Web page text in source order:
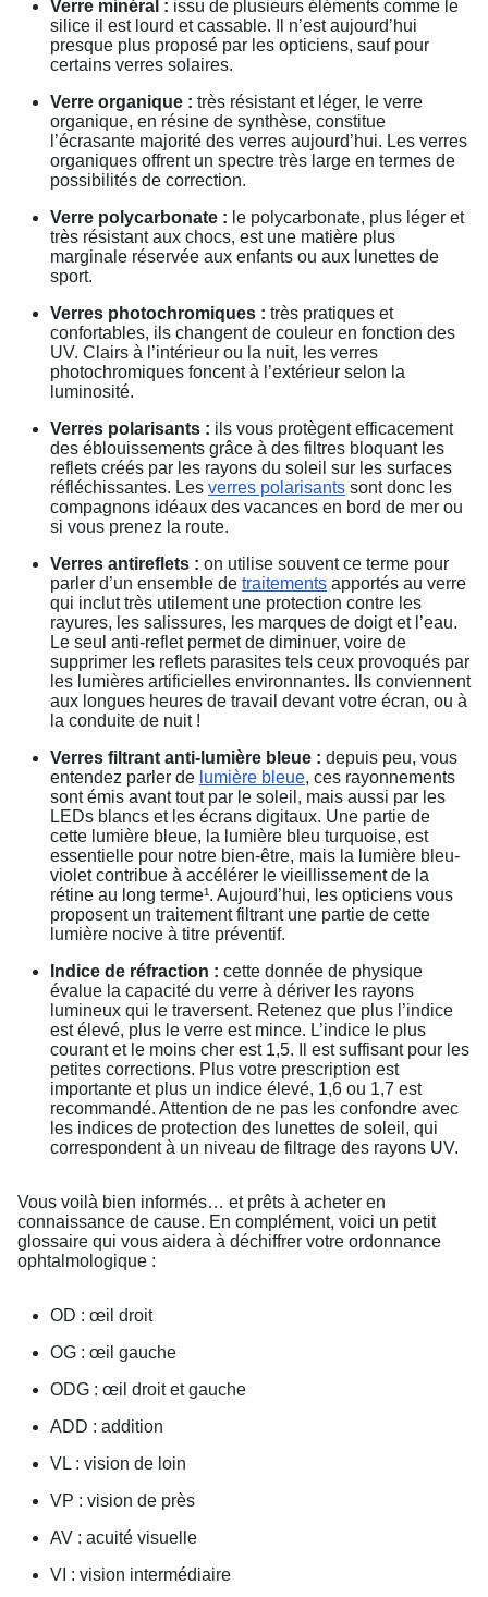
Verre minéral : issu de plusieurs éléments comme le
silice il est lourd et cassable. Il n’est aujourd’hui
presque plus proposé par les opticiens, sauf pour
certains verres solaires.
Verre organique : très résistant et léger, le verre
organique, en résine de synthèse, constitue
l’écrasante majorité des verres aujourd’hui. Les verres
organiques offrent un spectre très large en termes de
possibilités de correction.
Verre polycarbonate : le polycarbonate, plus léger et
très résistant aux chocs, est une matière plus
marginale réservée aux enfants ou aux lunettes de
sport.
Verres photochromiques : très pratiques et
confortables, ils changent de couleur en fonction des
UV. Clairs à l’intérieur ou la nuit, les verres
photochromiques foncent à l’extérieur selon la
luminosité.
Verres polarisants : ils vous protègent efficacement
des éblouissements grâce à des filtres bloquant les
reflets créés par les rayons du soleil sur les surfaces
réfléchissantes. Les verres polarisants sont donc les
compagnons idéaux des vacances en bord de mer ou
si vous prenez la route.
Verres antireflets : on utilise souvent ce terme pour
parler d’un ensemble de traitements apportés au verre
qui inclut très utilement une protection contre les
rayures, les salissures, les marques de doigt et l’eau.
Le seul anti-reflet permet de diminuer, voire de
supprimer les reflets parasites tels ceux provoqués par
les lumières artificielles environnantes. Ils conviennent
aux longues heures de travail devant votre écran, ou à
la conduite de nuit !
Verres filtrant anti-lumière bleue : depuis peu, vous
entendez parler de lumière bleue, ces rayonnements
sont émis avant tout par le soleil, mais aussi par les
LEDs blancs et les écrans digitaux. Une partie de
cette lumière bleue, la lumière bleu turquoise, est
essentielle pour notre bien-être, mais la lumière bleu-
violet contribue à accélérer le vieillissement de la
rétine au long terme¹. Aujourd’hui, les opticiens vous
proposent un traitement filtrant une partie de cette
lumière nocive à titre préventif.
Indice de réfraction : cette donnée de physique
évalue la capacité du verre à dériver les rayons
lumineux qui le traversent. Retenez que plus l’indice
est élevé, plus le verre est mince. L’indice le plus
courant et le moins cher est 1,5. Il est suffisant pour les
petites corrections. Plus votre prescription est
importante et plus un indice élevé, 1,6 ou 1,7 est
recommandé. Attention de ne pas les confondre avec
les indices de protection des lunettes de soleil, qui
correspondent à un niveau de filtrage des rayons UV.
Vous voilà bien informés… et prêts à acheter en
connaissance de cause. En complément, voici un petit
glossaire qui vous aidera à déchiffrer votre ordonnance
ophtalmologique :
OD : œil droit
OG : œil gauche
ODG : œil droit et gauche
ADD : addition
VL : vision de loin
VP : vision de près
AV : acuité visuelle
VI : vision intermédiaire